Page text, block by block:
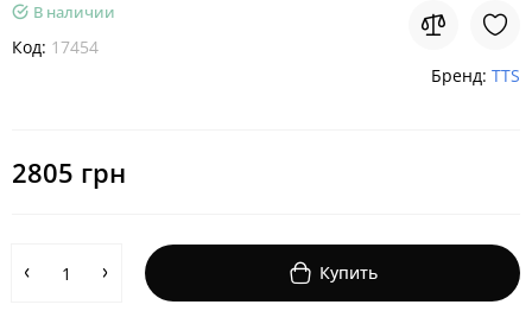
В наличии
Код: 17454
Бренд: TTS
2805 грн
Купить